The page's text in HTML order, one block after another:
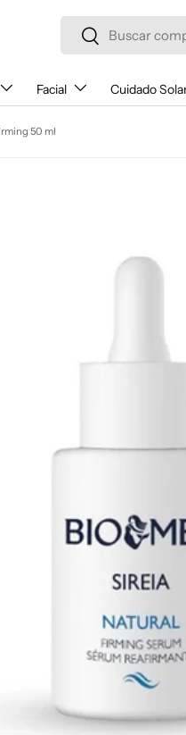
Buscar
Buscar
Facial Cuidado
50 ml